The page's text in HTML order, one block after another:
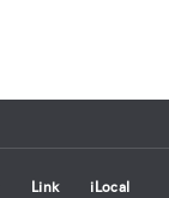
Link iLocal